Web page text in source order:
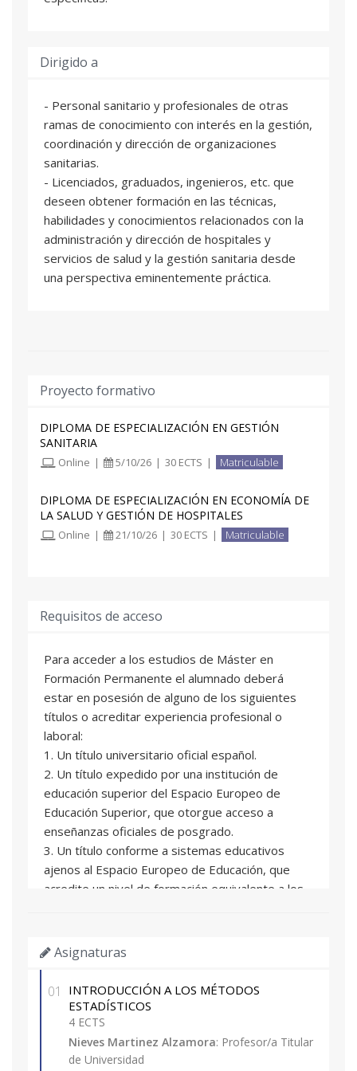
Dirigido a
- Personal sanitario y profesionales de otras
ramas de conocimiento con interés en la gestión,
coordinación y dirección de organizaciones
sanitarias.
- Licenciados, graduados, ingenieros, etc. que
deseen obtener formación en las técnicas,
habilidades y conocimientos relacionados con la
administración y dirección de hospitales y
servicios de salud y la gestión sanitaria desde
una perspectiva eminentemente práctica.
Proyecto formativo
DIPLOMA DE ESPECIALIZACIÓN EN GESTIÓN
SANITARIA
Online | 5/10/26 | 30 ECTS | Matriculable
DIPLOMA DE ESPECIALIZACIÓN EN ECONOMÍA DE
LA SALUD Y GESTIÓN DE HOSPITALES
Online | 21/10/26 | 30 ECTS | Matriculable
Requisitos de acceso
Para acceder a los estudios de Máster en
Formación Permanente el alumnado deberá
estar en posesión de alguno de los siguientes
títulos o acreditar experiencia profesional o
laboral:
1. Un título universitario oficial español.
2. Un título expedido por una institución de
educación superior del Espacio Europeo de
Educación Superior, que otorgue acceso a
enseñanzas oficiales de posgrado.
3. Un título conforme a sistemas educativos
ajenos al Espacio Europeo de Educación, que
acredite un nivel de formación equivalente a los
expedidor del título para el acceso a enseñanzas
de postgrado.
4. Un título de Diploma de grado propio
expedido por la Universitat Politècnica de
València o por otras universidades con las que
exista mutuo reconocimiento de dicha titulación.
5. Experiencia laboral o profesional con nivel
Asignaturas
01
INTRODUCCIÓN A LOS MÉTODOS
ESTADÍSTICOS
4 ECTS
Nieves Martinez Alzamora: Profesor/a Titular
de Universidad